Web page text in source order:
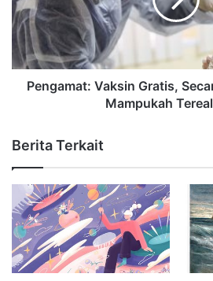
Pengamat: Vaksin Gratis,
Mampukah
Berita Terkait